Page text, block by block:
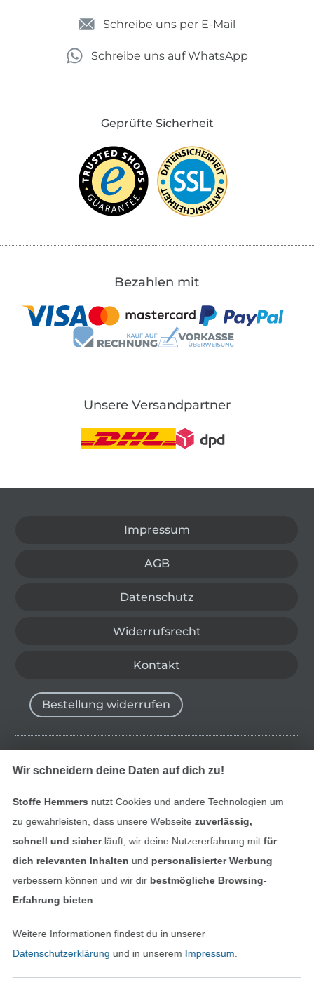
Schreibe uns per E-Mail
Schreibe uns auf WhatsApp
Geprüfte Sicherheit
Bezahlen mit
Unsere Versandpartner
Impressum
AGB
Datenschutz
Widerrufsrecht
Kontakt
Bestellung widerrufen
Finde mehr Inspiration
Nederlands
In den niederländischen
Français
In den
Wir schneidern deine Daten auf dich zu!
Stoffe Hemmers nutzt Cookies und andere Technologien um
zu gewährleisten, dass unsere Webseite zuverlässig,
schnell und sicherläuft; wir deine Nutzererfahrung mitfür
dich relevanten Inhalten und personalisierter Werbung
verbessern können und wir dir bestmögliche Browsing-
Erfahrung bieten
Weitere Informationen findest du in unserer
Datenschutzerklärung und in unserem Impressum